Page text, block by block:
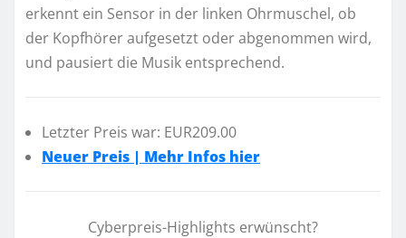
erkennt ein Sensor in der linken Ohrmuschel, ob
der Kopfhörer aufgesetzt oder abgenommen wird,
und pausiert die Musik entsprechend.
Letzter Preis war: EUR209.00
Neuer Preis | Mehr Infos hier
Cyberpreis-Highlights erwünscht?